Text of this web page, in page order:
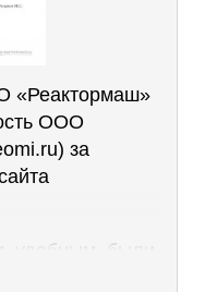
«Реактормаш»
ООО
за
удобным, были
дизайн сразу